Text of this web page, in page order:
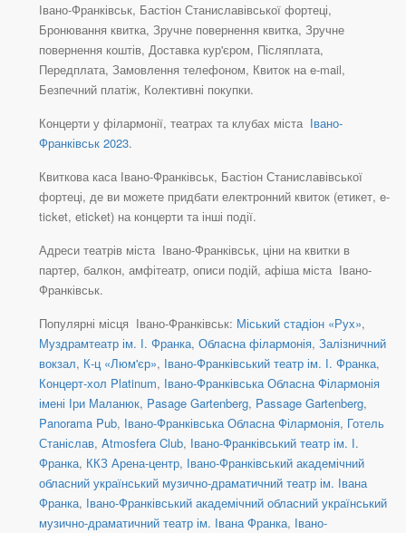
Івано-Франківськ, Бастіон Станиславівської фортеці,
Бронювання квитка, Зручне повернення квитка, Зручне
повернення коштів, Доставка кур'єром, Післяплата,
Передплата, Замовлення телефоном, Квиток на e-mail,
Безпечний платіж, Колективні покупки.
Концерти у філармонії, театрах та клубах міста Івано-
Франківськ 2023.
Квиткова каса Івано-Франківськ, Бастіон Станиславівської
фортеці, де ви можете придбати електронний квиток (етикет, e-
ticket, eticket) на концерти та інші події.
Адреси театрів міста Івано-Франківськ, ціни на квитки в
партер, балкон, амфітеатр, описи подій, афіша міста Івано-
Франківськ.
Популярні місця Івано-Франківськ: Міський стадіон «Рух»,
Муздрамтеатр ім. І. Франка, Обласна філармонія, Залізничний
вокзал, К-ц «Люм'єр», Івано-Франківський театр ім. І. Франка,
Концерт-хол Platinum, Івано-Франківська Обласна Філармонія
імені Іри Маланюк, Pasage Gartenberg, Passage Gartenberg,
Panorama Pub, Івано-Франківська Обласна Філармонія, Готель
Станіслав, Atmosfera Club, Івано-Франківський театр ім. І.
Франка, ККЗ Арена-центр, Івано-Франківський академічний
обласний український музично-драматичний театр ім. Івана
Франка, Івано-Франківський академічний обласний український
музично-драматичний театр ім. Івана Франка, Івано-